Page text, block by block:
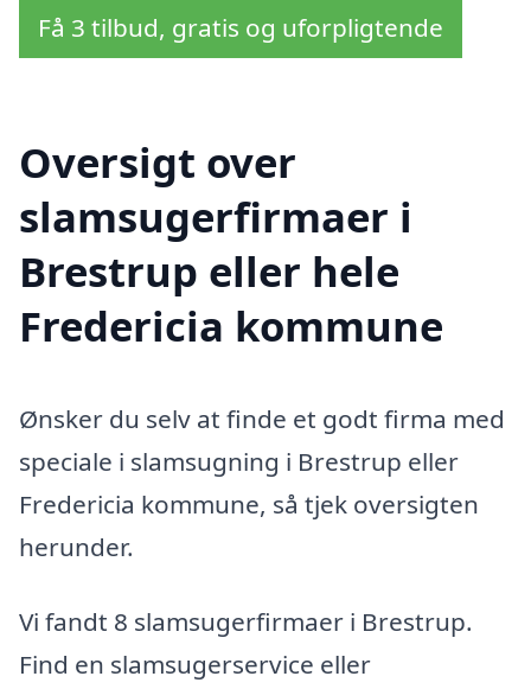
Få 3 tilbud, gratis og uforpligtende
Oversigt over
slamsugerfirmaer i
Brestrup eller hele
Fredericia kommune
Ønsker du selv at finde et godt firma med
speciale i slamsugning i Brestrup eller
Fredericia kommune, så tjek oversigten
herunder.
Vi fandt 8 slamsugerfirmaer i Brestrup.
Find en slamsugerservice eller